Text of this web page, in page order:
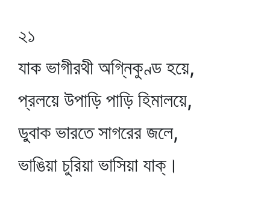
২১
যাক ভাগীরথী অগ্নিকুণ্ড হয়ে,
প্রলয়ে উপাড়ি পাড়ি হিমালয়ে,
ডুবাক ভারতে সাগরের জলে,
ভাঙিয়া চুরিয়া ভাসিয়া যাক্‌।